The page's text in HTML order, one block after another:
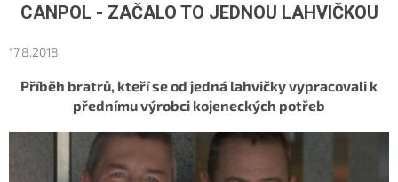
CANPOL - ZAČALO TO JEDNOU LAHVIČKOU
17.8.2018
Příběh bratrů, kteří se od jedná lahvičky vypracovali k
přednímu výrobci kojeneckých potřeb